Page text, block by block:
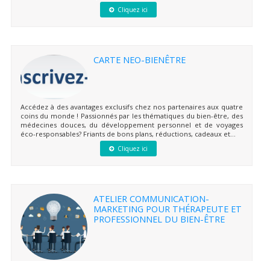
Cliquez ici
CARTE NEO-BIENÊTRE
Accédez à des avantages exclusifs chez nos partenaires aux quatre
coins du monde ! Passionnés par les thématiques du bien-être, des
médecines douces, du développement personnel et de voyages
éco-responsables? Friants de bons plans, réductions, cadeaux et...
Cliquez ici
ATELIER COMMUNICATION-
MARKETING POUR THÉRAPEUTE ET
PROFESSIONNEL DU BIEN-ÊTRE